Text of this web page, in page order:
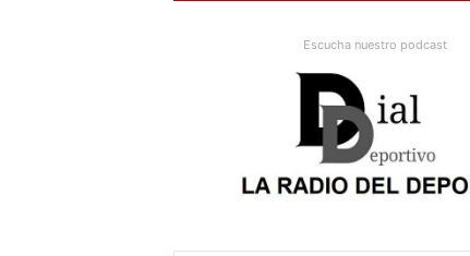
Escucha nuestro podcast